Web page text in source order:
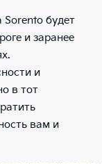
Sorento будет
и заранее
и
в тот
вам и